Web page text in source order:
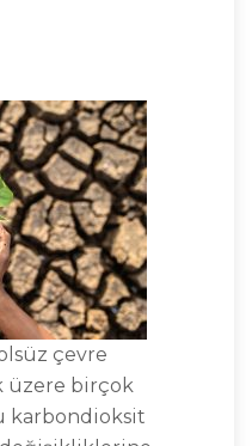
çevre
üzere birçok
karbondioksit